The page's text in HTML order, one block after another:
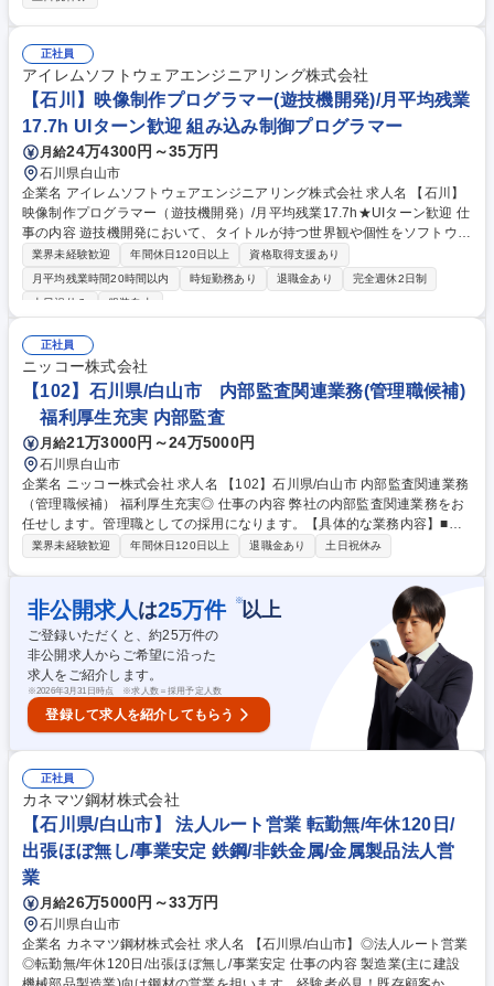
系システムの構築、運用、保守 ■ネットワーク／サーバーの設計／導入、
運用、保守 ■情報セキュリティ対策の企画 【この仕事のやりがい】システ
ム構築や運用上の問題が発生することもありますが、関係者が協力して解
決していきます。それぞれのスキル、経験を活かしながら新しい課題にチ
ャレンジできる職場です。 募集職種 【白山市/社内SE】社内情報システム
構築担当｜年間休日125日・月平均残業20h
正社員
アイレムソフトウェアエンジニアリング株式会社
【石川】映像制作プログラマー(遊技機開発)/月平均残業
17.7h UIターン歓迎 組み込み制御プログラマー
月給24万4300円～35万円
石川県白山市
企業名 アイレムソフトウェアエンジニアリング株式会社 求人名 【石川】
映像制作プログラマー（遊技機開発）/月平均残業17.7h★UIターン歓迎 仕
事の内容 遊技機開発において、タイトルが持つ世界観や個性をソフトウェ
アの力によって構築。プログラマーの立場から「面白い」を形にしていき
ます。 有名タイトルを扱うため、多くの方の目に留まる作品となります。
クリエイターとして、好きなことを極められます。1対1の取引で、信頼を
を遂げています。業界大手である三洋物産から安定して受注しておりま
す。CR海物語・大工の源さん他様々な製作を行っています。笑顔あふれ
る、家庭的な職場です。受注増加の為の増員募集です。 （業務内容の変更
の範囲）当社業務全般 募集職種 【石川】映像制作プログラマー（遊技機
開発）/月平均残業17.7h★UIターン歓迎
業界未経験歓迎 年間休日120日以上
資格取得支援あり
月平均残業時間20時間以内
時短勤務あり 退職金あり
完全週休2日制
土日祝休み
服装自由
正社員
ニッコー株式会社
【102】石川県/白山市 内部監査関連業務(管理職候補)
福利厚生充実 内部監査
月給21万3000円～24万5000円
石川県白山市
企業名 ニッコー株式会社 求人名 【102】石川県/白山市 内部監査関連業務
（管理職候補） 福利厚生充実◎ 仕事の内容 弊社の内部監査関連業務をお
任せします。管理職としての採用になります。【具体的な業務内容】■内
部監査業務（会計監査、適法性監査：社内業務や職務に不正がないかどう
職候補） 福利厚生充実◎
業界未経験歓迎 年間休日120日以上 退職金あり 土日祝休み
非公開求人 は25万件 ※以上
ご登録いただくと、約25万件の
非公開求人からご希望に沿った
求人をご紹介します。
※2026年3月31日時点 ※求人数＝採用予定人数
登録して求人を紹介してもらう
正社員
カネマツ鋼材株式会社
【石川県/白山市】 法人ルート営業 転勤無/年休120日/
出張ほぼ無し/事業安定 鉄鋼/非鉄金属/金属製品法人営
業
月給26万5000円～33万円
石川県白山市
企業名 カネマツ鋼材株式会社 求人名 【石川県/白山市】◎法人ルート営業
◎転勤無/年休120日/出張ほぼ無し/事業安定 仕事の内容 製造業(主に建設